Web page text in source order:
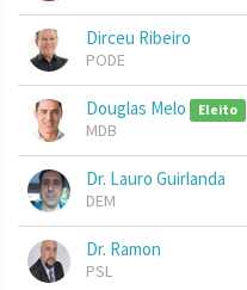
Dirceu Ribeiro
PODE
Douglas Melo Eleito
MDB
Dr. Lauro Guirlanda
DEM
Dr. Ramon
PSL